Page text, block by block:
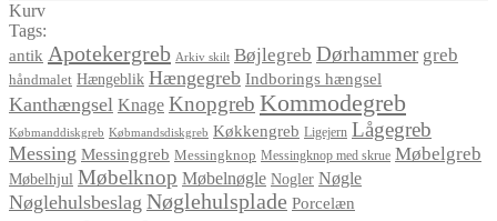
Kurv
Tags:
antik Apotekergreb Arkiv skilt Bøjlegreb Dørhammer greb
håndmalet Hængeblik Hængegreb Indborings hængsel
Kanthængsel Knage Knopgreb Kommodegreb
Købmanddiskgreb Købmandsdiskgreb Køkkengreb Ligejern Lågegreb
Messing Messinggreb Messingknop Messingknop med skrue Møbelgreb
Møbelhjul Møbelknop Møbelnøgle Nogler Nøgle
Nøglehulsbeslag Nøglehulsplade Porcelæn